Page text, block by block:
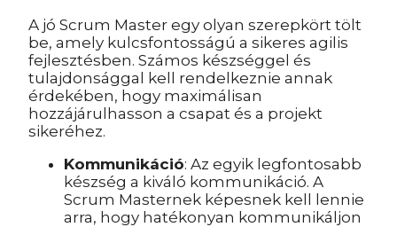
A jó Scrum Master egy olyan szerepkört tölt
be, amely kulcsfontosságú a sikeres agilis
fejlesztésben. Számos készséggel és
tulajdonsággal kell rendelkeznie annak
érdekében, hogy maximálisan
hozzájárulhasson a csapat és a projekt
sikeréhez.
Kommunikáció: Az egyik legfontosabb
készség a kiváló kommunikáció. A
Scrum Masternek képesnek kell lennie
arra, hogy hatékonyan kommunikáljon